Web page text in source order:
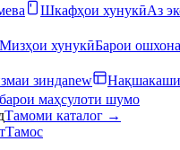
Шкафҳои хунукӣАз
Мизҳои хунукӣБарои
зиндаnew
маҳсулоти шумо
Тамоми каталог →
Тамос